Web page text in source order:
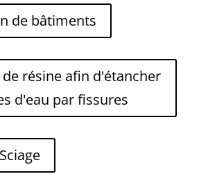
de bâtiments
résine afin d'étancher
d'eau par fissures